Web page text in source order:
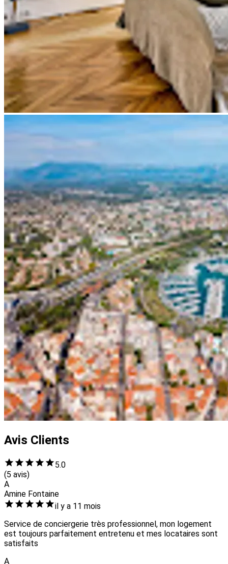
Avis Clients
5.0
(5 avis)
A
Amine Fontaine
il y a 11 mois
Service de conciergerie très professionnel, mon logement
est toujours parfaitement entretenu et mes locataires sont
satisfaits
A